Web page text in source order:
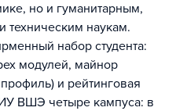
но и гуманитарным,
техническим наукам.
набор студента:
модулей, майнор
и рейтинговая
ВШЭ четыре кампуса: в